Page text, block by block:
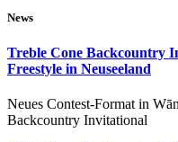
News
Treble Cone Backcountry
Freestyle in Neuseeland
Neues Contest-Format in
Backcountry Invitational